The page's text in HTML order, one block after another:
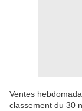
Ventes
classement du 30